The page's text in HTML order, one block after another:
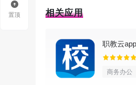
1、同步所有数据：可
Google任务、Google云端
2、强大的日历视图
3、分层任务结构：结
相关应用
职教云app
商务办公
置顶